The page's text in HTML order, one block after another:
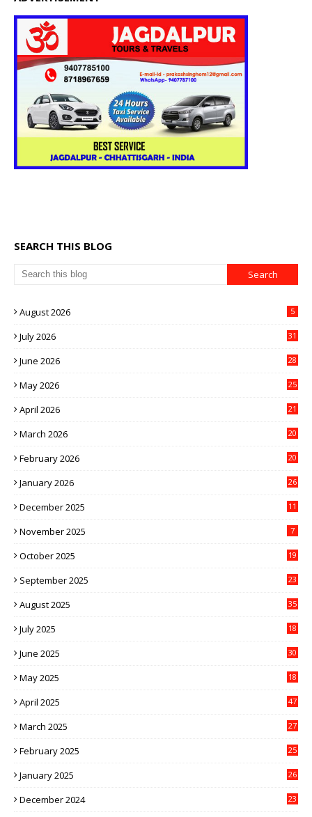
SEARCH THIS BLOG
August 2026 5
July 2026 31
June 2026 28
May 2026 25
April 2026 21
March 2026 20
February 2026 20
January 2026 26
December 2025 11
November 2025 7
October 2025 19
September 2025 23
August 2025 35
July 2025 18
June 2025 30
May 2025 18
April 2025 47
March 2025 27
February 2025 25
January 2025 26
December 2024 23